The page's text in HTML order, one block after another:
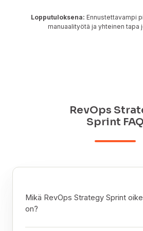
Lopputuloksena: Ennustettavampi
manuaalityötä ja yhteinen tapa
RevOps
Sprint FAQ
Mikä RevOps Strategy Sprint
on?